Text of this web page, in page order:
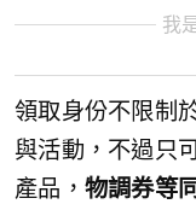
我
領取身份不限制
與活動，不過只
產品， 物調券等